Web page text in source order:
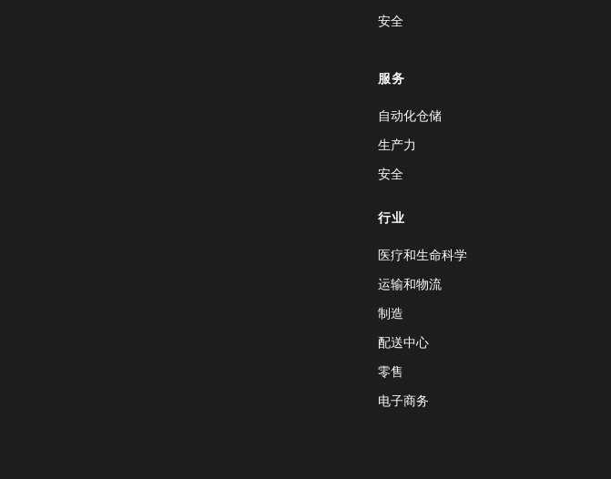
安全
服务
自动化仓储
生产力
安全
行业
医疗和生命科学
运输和物流
制造
配送中心
零售
电子商务